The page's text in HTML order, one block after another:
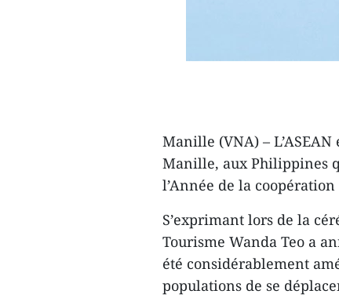
Manille (VNA) –
Manille, aux Philippines
l’Année de la
S’exprimant lors de la
Tourisme Wanda Teo a
été considérablement
populations de se